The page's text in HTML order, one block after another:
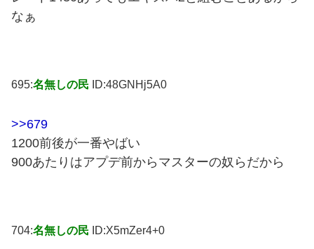
なぁ
695:名無しの民 ID:48GNHj5A0
>>679
1200前後が一番やばい
900あたりはアプデ前からマスターの奴らだから
704:名無しの民 ID:X5mZer4+0